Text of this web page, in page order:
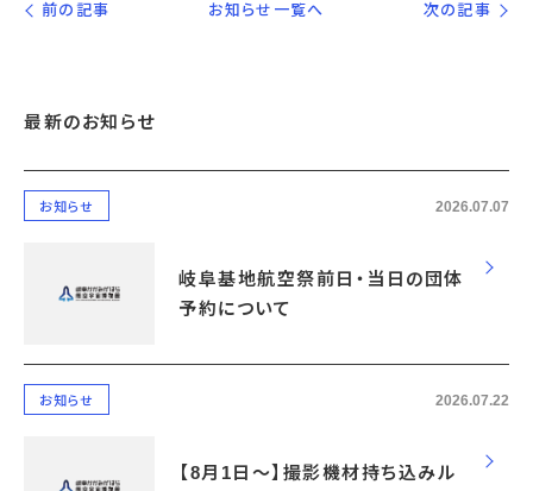
前の記事 お知らせ一覧へ 次の記事
最新のお知らせ
お知らせ
岐阜基地航空祭前日・当日の団体
予約について
2026.07.07
お知らせ
【8月1日～】撮影機材持ち込みル
2026.07.22